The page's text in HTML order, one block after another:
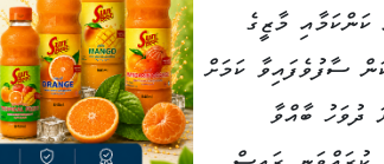
މާޒީގެ
ސާފުވެފައިވާ ކަމަށް
މި މަހުގެ 12 ވަނަ ދުވަހު ބާއްވާ